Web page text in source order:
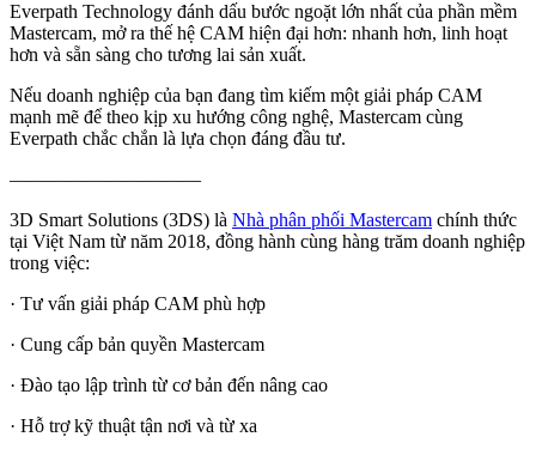
Everpath Technology đánh dấu bước ngoặt lớn nhất của phần mềm
Mastercam, mở ra thế hệ CAM hiện đại hơn: nhanh hơn, linh hoạt
hơn và sẵn sàng cho tương lai sản xuất.
Nếu doanh nghiệp của bạn đang tìm kiếm một giải pháp CAM
mạnh mẽ để theo kịp xu hướng công nghệ, Mastercam cùng
Everpath chắc chắn là lựa chọn đáng đầu tư.
——————————
3D Smart Solutions (3DS) là Nhà phân phối Mastercam chính thức
tại Việt Nam từ năm 2018, đồng hành cùng hàng trăm doanh nghiệp
trong việc:
· Tư vấn giải pháp CAM phù hợp
· Cung cấp bản quyền Mastercam
· Đào tạo lập trình từ cơ bản đến nâng cao
· Hỗ trợ kỹ thuật tận nơi và từ xa